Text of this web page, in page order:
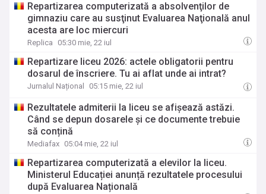
Repartizarea computerizată a absolvenţilor de
gimnaziu care au susţinut Evaluarea Naţională anul
acesta are loc miercuri
Replica 05:30 mie, 22 iul
Repartizare liceu 2026: actele obligatorii pentru
dosarul de înscriere. Tu ai aflat unde ai intrat?
Jurnalul Național 05:15 mie, 22 iul
Rezultatele admiterii la liceu se afișează astăzi.
Când se depun dosarele și ce documente trebuie
să conțină
Mediafax 05:04 mie, 22 iul
Repartizarea computerizată a elevilor la liceu.
Ministerul Educației anunță rezultatele procesului
după Evaluarea Națională